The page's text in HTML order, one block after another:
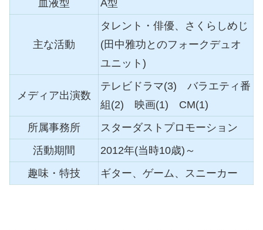
血液型 A型
主な活動
タレント・俳優、さくらしめじ
(田中雅功とのフォークデュオ
ユニット)
メディア出演数
テレビドラマ(3) バラエティ番
組(2) 映画(1) CM(1)
所属事務所
スターダストプロモーション
活動期間
2012年(当時10歳)～
趣味・特技
ギター、ゲーム、スニーカー